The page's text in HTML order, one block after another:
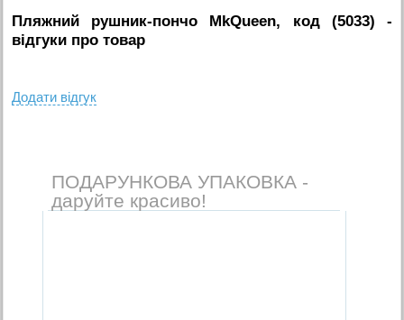
Пляжний рушник-пончо MkQueen, код (5033) -
вiдгуки про товар
Додати вiдгук
ПОДАРУНКОВА УПАКОВКА -
даруйте красиво!